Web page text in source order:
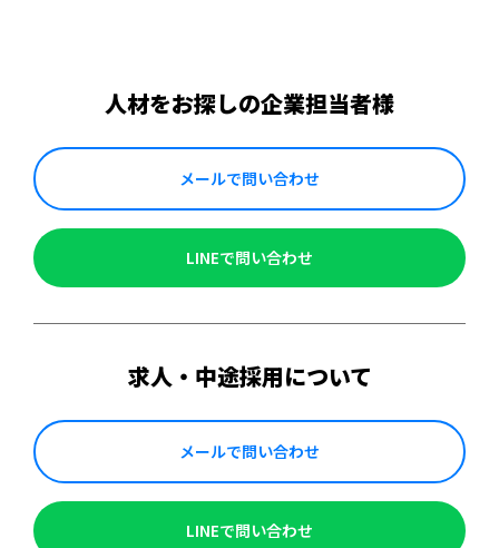
人材をお探しの企業担当者様
メールで問い合わせ
LINEで問い合わせ
求人・中途採用について
メールで問い合わせ
LINEで問い合わせ